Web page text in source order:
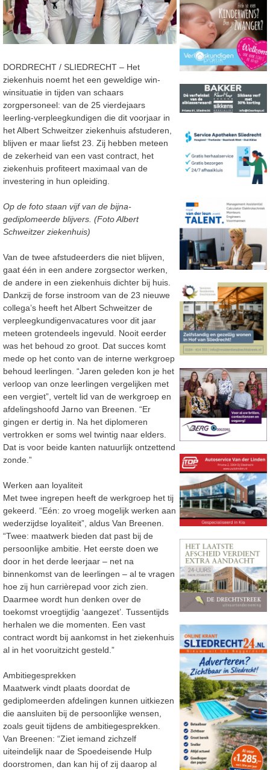
DORDRECHT / SLIEDRECHT – Het
ziekenhuis noemt het een geweldige win-
winsituatie in tijden van schaars
zorgpersoneel: van de 25 vierdejaars
leerling-verpleegkundigen die dit voorjaar in
het Albert Schweitzer ziekenhuis afstuderen,
blijven er maar liefst 23. Zij hebben meteen
de zekerheid van een vast contract, het
ziekenhuis profiteert maximaal van de
investering in hun opleiding.
Op de foto staan vijf van de bijna-
gediplomeerde blijvers. (Foto Albert
Schweitzer ziekenhuis)
Van de twee afstudeerders die niet blijven,
gaat één in een andere zorgsector werken,
de andere in een ziekenhuis dichter bij huis.
Dankzij de forse instroom van de 23 nieuwe
collega’s heeft het Albert Schweitzer de
verpleegkundigenvacatures voor dit jaar
meteen grotendeels ingevuld. Nooit eerder
was het behoud zo groot. Dat succes komt
mede op het conto van de interne werkgroep
behoud leerlingen. “Jaren geleden kon je het
verloop van onze leerlingen vergelijken met
een vergiet”, vertelt lid van de werkgroep en
afdelingshoofd Jarno van Breenen. “Er
gingen er dertig in. Na het diplomeren
vertrokken er soms wel twintig naar elders.
Dat is voor beide kanten natuurlijk ontzettend
zonde.”
Werken aan loyaliteit
Met twee ingrepen heeft de werkgroep het tij
gekeerd. “Eén: zo vroeg mogelijk werken aan
wederzijdse loyaliteit”, aldus Van Breenen.
“Twee: maatwerk bieden dat past bij de
persoonlijke ambitie. Het eerste doen we
door in het derde leerjaar – net na
binnenkomst van de leerlingen – al te vragen
hoe zij hun carrièrepad voor zich zien.
Daarmee wordt hun denken over de
toekomst vroegtijdig ‘aangezet’. Tussentijds
herhalen we die momenten. Een vast
contract wordt bij aankomst in het ziekenhuis
al in het vooruitzicht gesteld.”
Ambitiegesprekken
Maatwerk vindt plaats doordat de
gediplomeerden afdelingen kunnen uitkiezen
die aansluiten bij de persoonlijke wensen,
zoals geuit tijdens de ambitiegesprekken.
Van Breenen: “Ziet iemand zichzelf
uiteindelijk naar de Spoedeisende Hulp
doorstromen, dan kan hij of zij daarop al